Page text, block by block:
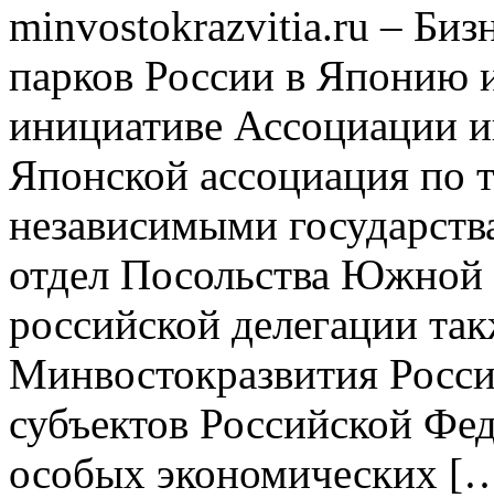
minvostokrazvitia.ru –
парков России в
инициативе Ассоциации
Японской ассоциация по
независимыми
отдел Посольства
российской делегации
Минвостокразвития
субъектов Российской
особых экономических